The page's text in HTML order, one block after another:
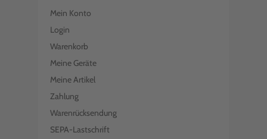
Mein Konto
Login
Warenkorb
Meine Geräte
Meine Artikel
Zahlung
Warenrücksendung
SEPA-Lastschrift